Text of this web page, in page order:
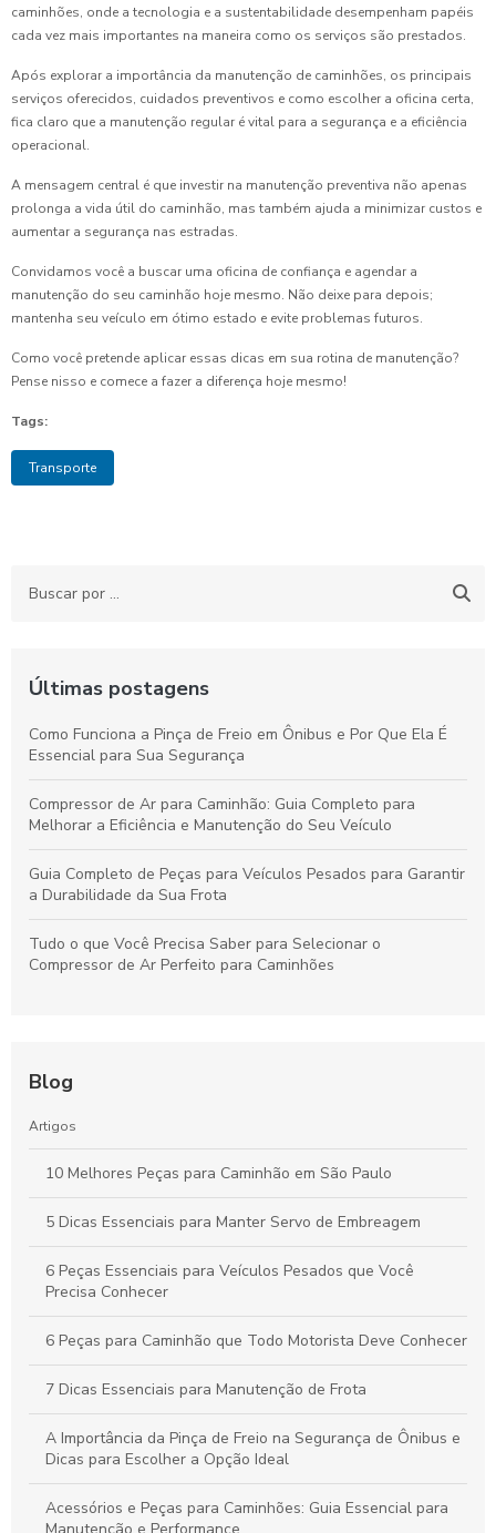
caminhões, onde a tecnologia e a sustentabilidade desempenham papéis
cada vez mais importantes na maneira como os serviços são prestados.
Após explorar a importância da manutenção de caminhões, os principais
serviços oferecidos, cuidados preventivos e como escolher a oficina certa,
fica claro que a manutenção regular é vital para a segurança e a eficiência
operacional.
A mensagem central é que investir na manutenção preventiva não apenas
prolonga a vida útil do caminhão, mas também ajuda a minimizar custos e
aumentar a segurança nas estradas.
Convidamos você a buscar uma oficina de confiança e agendar a
manutenção do seu caminhão hoje mesmo. Não deixe para depois;
mantenha seu veículo em ótimo estado e evite problemas futuros.
Como você pretende aplicar essas dicas em sua rotina de manutenção?
Pense nisso e comece a fazer a diferença hoje mesmo!
Tags:
Transporte
Últimas postagens
Como Funciona a Pinça de Freio em Ônibus e Por Que Ela É
Essencial para Sua Segurança
Compressor de Ar para Caminhão: Guia Completo para
Melhorar a Eficiência e Manutenção do Seu Veículo
Guia Completo de Peças para Veículos Pesados para Garantir
a Durabilidade da Sua Frota
Tudo o que Você Precisa Saber para Selecionar o
Compressor de Ar Perfeito para Caminhões
Blog
Artigos
10 Melhores Peças para Caminhão em São Paulo
5 Dicas Essenciais para Manter Servo de Embreagem
6 Peças Essenciais para Veículos Pesados que Você
Precisa Conhecer
6 Peças para Caminhão que Todo Motorista Deve Conhecer
7 Dicas Essenciais para Manutenção de Frota
A Importância da Pinça de Freio na Segurança de Ônibus e
Dicas para Escolher a Opção Ideal
Acessórios e Peças para Caminhões: Guia Essencial para